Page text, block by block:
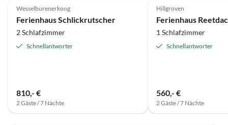
Wesselburenerkoog
Ferienhaus Schlickrutscher
2 Schlafzimmer
Schnellantworter
810,- €
2 Gäste / 7 Nächte
Hillgroven
Ferienhaus
1 Schlafzimmer
Schnellantworter
560,- €
2 Gäste / 7 Nächte